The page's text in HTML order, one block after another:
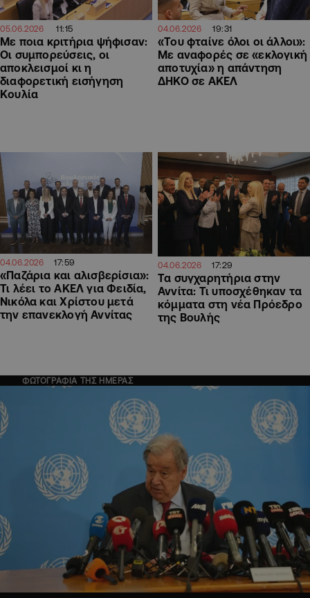
05.06.2026 11:15
Με ποια κριτήρια ψήφισαν:
Οι συμπορεύσεις, οι
αποκλεισμοί κι η
διαφορετική εισήγηση
Κουλία
04.06.2026 19:31
«Του φταίνε όλοι οι άλλοι»:
Με αναφορές σε «εκλογική
αποτυχία» η απάντηση
ΔΗΚΟ σε ΑΚΕΛ
04.06.2026 17:59
«Παζάρια και αλισβερίσια»:
Τι λέει το ΑΚΕΛ για Φειδία,
Νικόλα και Χρίστου μετά
την επανεκλογή Αννίτας
04.06.2026 17:29
Τα συγχαρητήρια στην
Αννίτα: Τι υποσχέθηκαν τα
κόμματα στη νέα Πρόεδρο
της Βουλής
ΦΩΤΟΓΡΑΦΙΑ ΤΗΣ ΗΜΕΡΑΣ